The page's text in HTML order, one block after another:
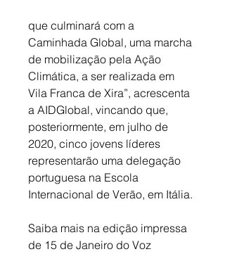
que culminará com a
Caminhada Global, uma marcha
de mobilização pela Ação
Climática, a ser realizada em
Vila Franca de Xira”, acrescenta
a AIDGlobal, vincando que,
posteriormente, em julho de
2020, cinco jovens líderes
representarão uma delegação
portuguesa na Escola
Internacional de Verão, em Itália.
Saiba mais na edição impressa
de 15 de Janeiro do Voz